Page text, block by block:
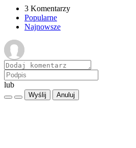
3 Komentarzy
Popularne
Najnowsze
lub